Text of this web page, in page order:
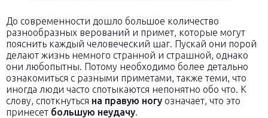
До современности дошло большое количество
разнообразных верований и примет, которые могут
пояснить каждый человеческий шаг. Пускай они порой
делают жизнь немного странной и страшной, однако
они любопытны. Потому необходимо более детально
ознакомиться с разными приметами, также теми, что
иногда люди часто спотыкаются непонятно обо что. К
слову, споткнуться на правую ногу означает, что это
принесет большую неудачу.